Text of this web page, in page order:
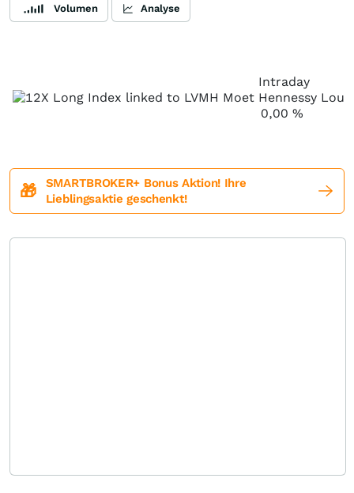
Volumen Analyse
Intraday
0,00 %
🎁
SMARTBROKER+ Bonus Aktion! Ihre
Lieblingsaktie geschenkt!